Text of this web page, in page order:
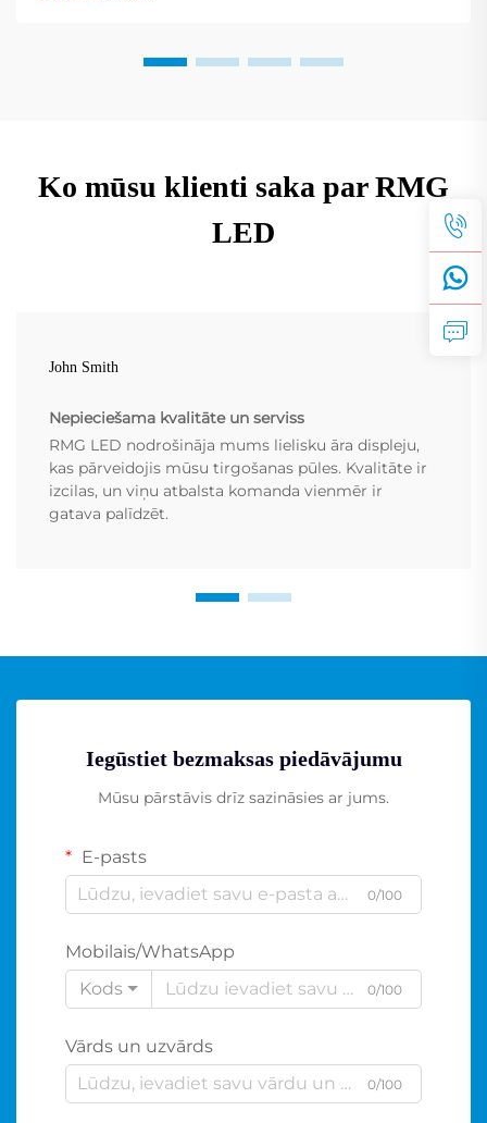
Ko mūsu klienti saka par RMG
LED
John Smith
Nepieciešama kvalitāte un serviss
RMG LED nodrošināja mums lielisku āra displeju,
kas pārveidojis mūsu tirgošanas pūles. Kvalitāte ir
izcilas, un viņu atbalsta komanda vienmēr ir
gatava palīdzēt.
Iegūstiet bezmaksas piedāvājumu
Mūsu pārstāvis drīz sazināsies ar jums.
E-pasts
0/100
Mobilais/WhatsApp
Kods
0/100
Vārds un uzvārds
0/100